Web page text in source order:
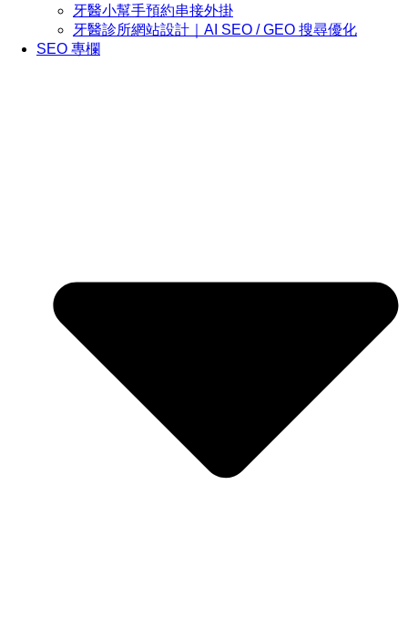
牙醫小幫手預約串接外掛
牙醫診所網站設計｜AI SEO / GEO 搜尋優化
SEO 專欄